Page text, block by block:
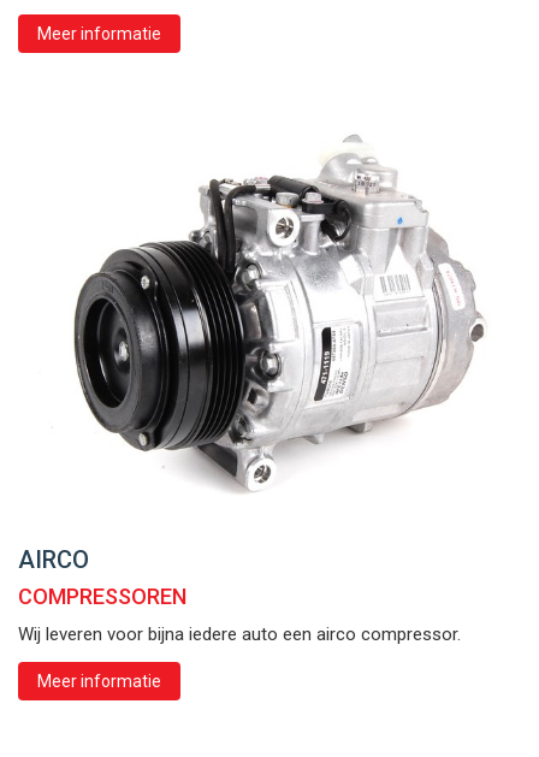
Meer informatie
AIRCO
COMPRESSOREN
Wij leveren voor bijna iedere auto een airco compressor.
Meer informatie